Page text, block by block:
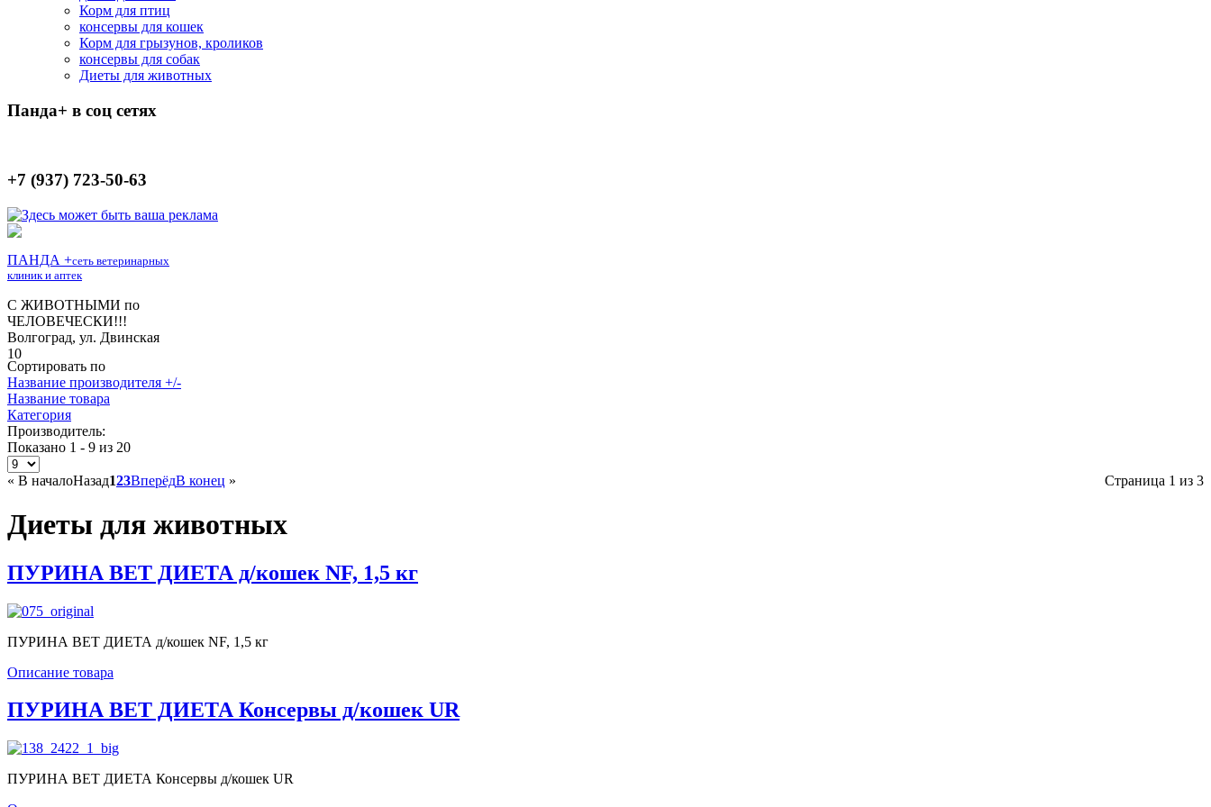
Корм для птиц
консервы для кошек
Корм для грызунов, кроликов
консервы для собак
Диеты для животных
Панда+ в соц сетях
+7 (937) 723-50-63
Сортировать по
Название производителя +/-
Название товара
Категория
Производитель:
Показано 1 - 9 из 20
« В началоНазад123ВперёдВ конец » Страница 1 из 3
Диеты для животных
ПУРИНА ВЕТ ДИЕТА д/кошек NF, 1,5 кг
ПУРИНА ВЕТ ДИЕТА д/кошек NF, 1,5 кг
Описание товара
ПУРИНА ВЕТ ДИЕТА Консервы д/кошек UR
ПУРИНА ВЕТ ДИЕТА Консервы д/кошек UR